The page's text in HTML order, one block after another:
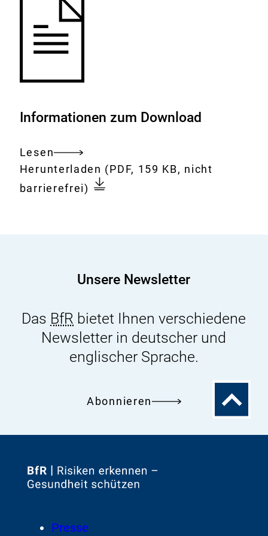
Informationen zum Download
Lesen
Gesamtes
Dokument
Download:
Herunterladen Levanase
(PDF, 159 KB, nicht
barrierefrei)
Unsere Newsletter
Das BfR bietet Ihnen verschiedene
Newsletter in deutscher und
englischer Sprache.
Abonnieren
Zum
Zur
FooterPresse